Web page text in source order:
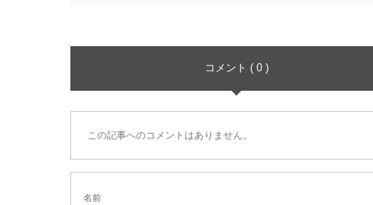
コメント ( 0 )
この記事へのコメントはありません。
名前